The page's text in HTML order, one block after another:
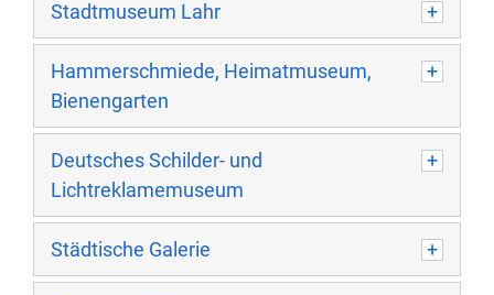
Stadtmuseum Lahr
Hammerschmiede, Heimatmuseum,
Bienengarten
Deutsches Schilder- und
Lichtreklamemuseum
Städtische Galerie